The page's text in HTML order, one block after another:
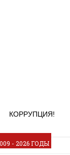
КОРРУПЦИЯ!
- 2026 ГОДЫ